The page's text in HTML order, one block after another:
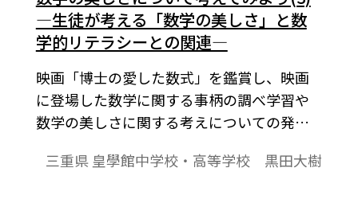
―生徒が考える「数学の美しさ」と数
学的リテラシーとの関連―
映画「博士の愛した数式」を鑑賞し、映画
に登場した数学に関する事柄の調べ学習や
数学の美しさに関する考えについての発
の考えを深める実践を紹介する。本稿はそ
三重県 皇學館中学校・高等学校 黒田大樹